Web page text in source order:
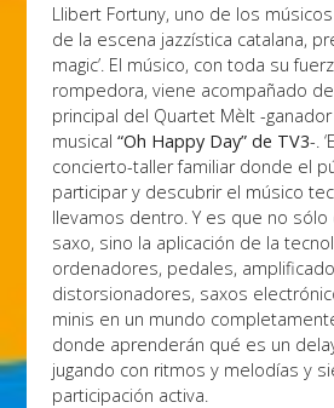
Llibert Fortuny, uno de los
de la escena jazzística catalana,
magic’. El músico, con toda su
rompedora, viene acompañado de
principal del Quartet Mèlt -
musical “Oh Happy Day” de TV3-.
concierto-taller familiar donde el
participar y descubrir el músico
llevamos dentro. Y es que no
saxo, sino la aplicación de la
ordenadores, pedales,
distorsionadores, saxos
minis en un mundo
donde aprenderán qué es un
jugando con ritmos y melodías y
participación activa.